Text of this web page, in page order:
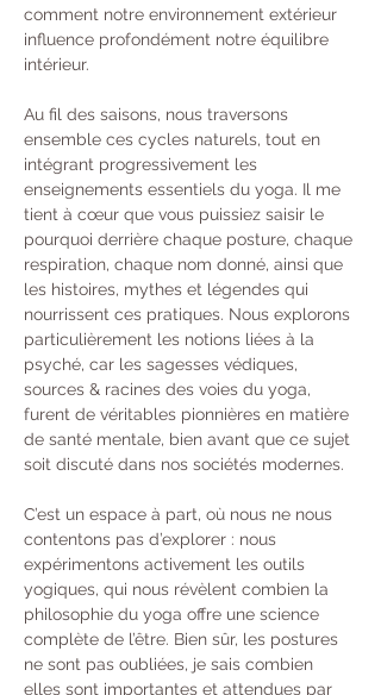
comment notre environnement extérieur
influence profondément notre équilibre
intérieur.
Au fil des saisons, nous traversons
ensemble ces cycles naturels, tout en
intégrant progressivement les
enseignements essentiels du yoga. Il me
tient à cœur que vous puissiez saisir le
pourquoi derrière chaque posture, chaque
respiration, chaque nom donné, ainsi que
les histoires, mythes et légendes qui
nourrissent ces pratiques. Nous explorons
particulièrement les notions liées à la
psyché, car les sagesses védiques,
sources & racines des voies du yoga,
furent de véritables pionnières en matière
de santé mentale, bien avant que ce sujet
soit discuté dans nos sociétés modernes.
C’est un espace à part, où nous ne nous
contentons pas d’explorer : nous
expérimentons activement les outils
yogiques, qui nous révèlent combien la
philosophie du yoga offre une science
complète de l’être. Bien sûr, les postures
ne sont pas oubliées, je sais combien
elles sont importantes et attendues par